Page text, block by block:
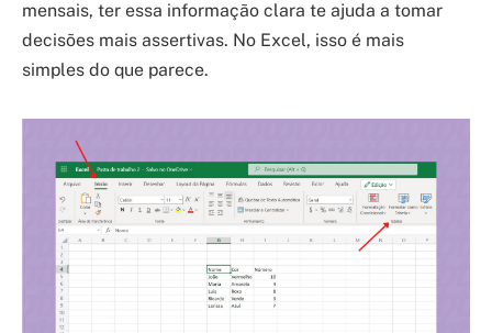
mensais, ter essa informação clara te ajuda a tomar
decisões mais assertivas. No Excel, isso é mais
simples do que parece.